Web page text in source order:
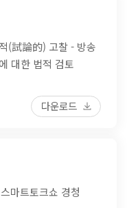
(試論的) 고찰 - 방송
대한 법적 검토
다운로드
마트토크쇼 경청